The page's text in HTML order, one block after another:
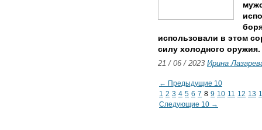
использовали в этом
силу холодного оружия.
21 / 06 / 2023 Ирина
← Предыдущие 10
1 2 3 4 5 6 7 8 9 10 11 12 13
Следующие 10 →